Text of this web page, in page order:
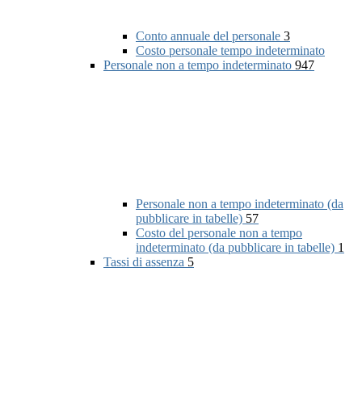
Conto annuale del personale 3
Costo personale tempo indeterminato
Personale non a tempo indeterminato 947
Personale non a tempo indeterminato (da
pubblicare in tabelle) 57
Costo del personale non a tempo
indeterminato (da pubblicare in tabelle) 1
Tassi di assenza 5